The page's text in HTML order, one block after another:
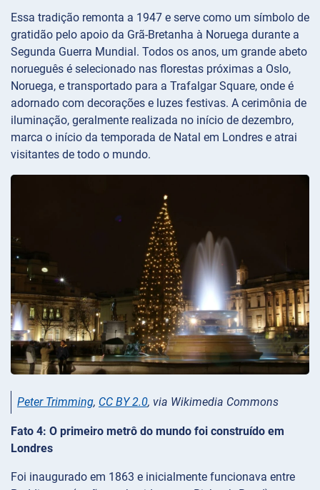
Essa tradição remonta a 1947 e serve como um símbolo de
gratidão pelo apoio da Grã-Bretanha à Noruega durante a
Segunda Guerra Mundial. Todos os anos, um grande abeto
norueguês é selecionado nas florestas próximas a Oslo,
Noruega, e transportado para a Trafalgar Square, onde é
adornado com decorações e luzes festivas. A cerimônia de
iluminação, geralmente realizada no início de dezembro,
marca o início da temporada de Natal em Londres e atrai
visitantes de todo o mundo.
Peter Trimming, CC BY 2.0, via Wikimedia Commons
Fato 4: O primeiro metrô do mundo foi construído em
Londres
Foi inaugurado em 1863 e inicialmente funcionava entre